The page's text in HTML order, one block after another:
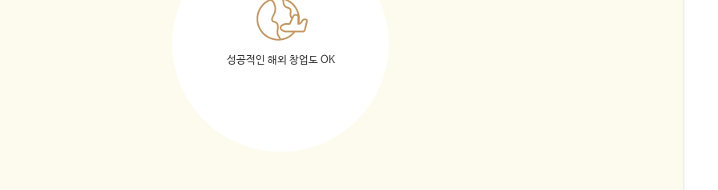
성공적인 해외 창업도 OK